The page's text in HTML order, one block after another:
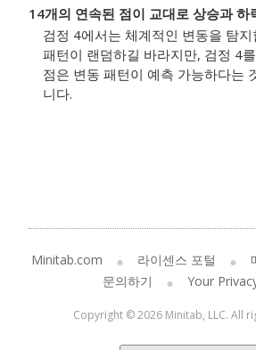
14개의 연속된 점이 교대로 상승과 하
검정 4에서는 체계적인 변동을 탐
패턴이 랜덤하길 바라지만, 검정 4
점은 변동 패턴이 예측 가능하다는
니다.
Minitab.com 라이센스 포털
문의하기
Your
Copyright © 2026 Minitab, LLC. All